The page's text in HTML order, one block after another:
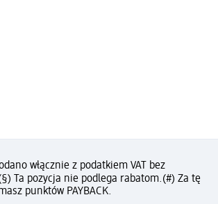
włącznie z podatkiem VAT bez
Ta pozycja nie podlega rabatom.(#) Za tę
punktów PAYBACK.